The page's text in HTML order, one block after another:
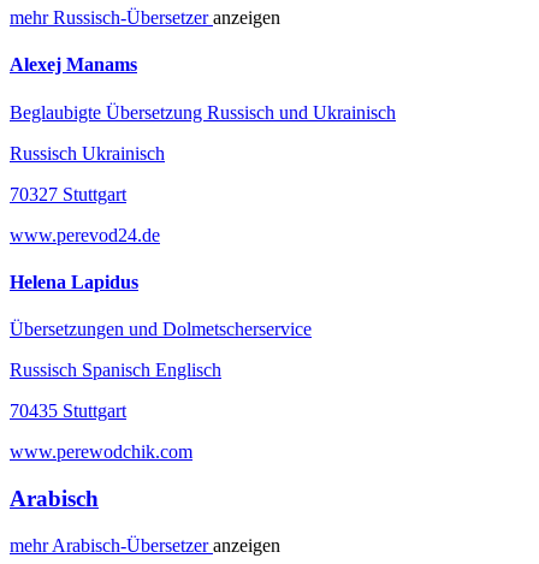
mehrRussisch-Übersetzeranzeigen
Alexej Manams
Beglaubigte Übersetzung Russisch und Ukrainisch
Russisch Ukrainisch
70327 Stuttgart
www.perevod24.de
Helena Lapidus
Übersetzungen und Dolmetscherservice
Russisch Spanisch Englisch
70435 Stuttgart
www.perewodchik.com
Arabisch
mehrArabisch-Übersetzeranzeigen